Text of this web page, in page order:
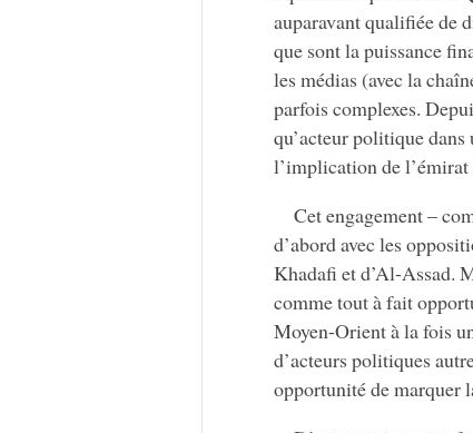
auparavant qualifiée de
que sont la puissance
les médias (avec la
parfois complexes.
qu’acteur politique dans
l’implication de
Cet engagement –
d’abord avec les
Khadafi et d’Al-Assad.
comme tout à fait
Moyen-Orient à la fois
d’acteurs politiques
opportunité de marquer